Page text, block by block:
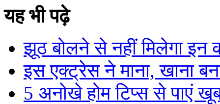
यह भी पढ़े
झूठ बोलने से नहीं मिलेगा इन
इस एक्ट्रेस ने माना, खाना
5 अनोखे होम टिप्स से पाएं